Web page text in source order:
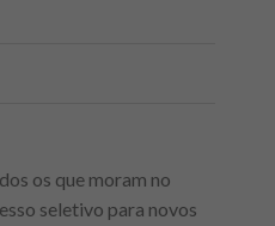
os que moram no
seletivo para novos